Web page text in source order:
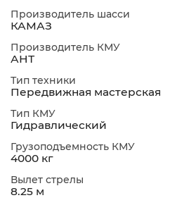
Производитель шасси
КАМАЗ
Производитель КМУ
АНТ
Тип техники
Передвижная мастерская
Тип КМУ
Гидравлический
Грузоподъемность КМУ
4000 кг
Вылет стрелы
8.25 м